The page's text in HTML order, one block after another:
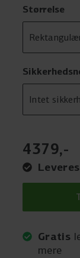
Størrelse
4379,-
Gratis
mere